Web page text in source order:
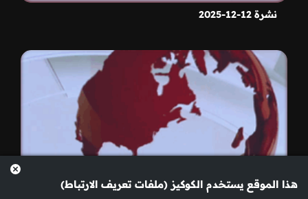
نشرة 12-12-2025
هذا الموقع يستخدم الكوكيز (ملفات تعريف الارتباط)